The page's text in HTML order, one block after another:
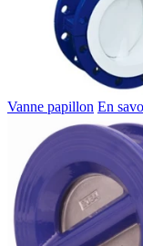
Vanne papillon En